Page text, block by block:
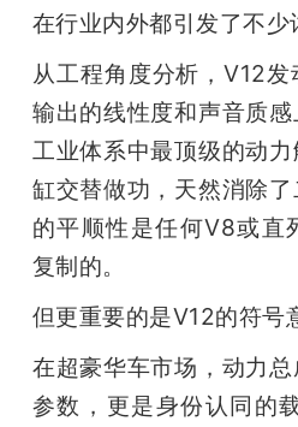
在行业内外都引发了不少
从工程角度分析，V12
输出的线性度和声音质
工业体系中最顶级的动
缸交替做功，天然消除
的平顺性是任何V8或直
复制的。
但更重要的是V12的符号
在超豪华车市场，动力
参数，更是身份认同的